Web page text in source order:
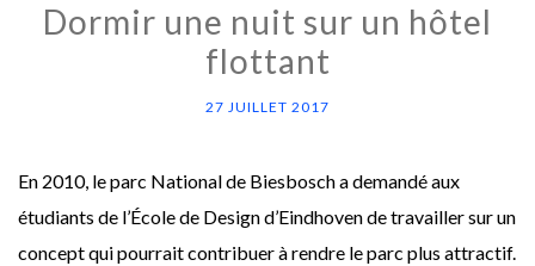
Dormir une nuit sur un hôtel
flottant
27 JUILLET 2017
En 2010, le parc National de Biesbosch a demandé aux
étudiants de l’École de Design d’Eindhoven de travailler sur un
concept qui pourrait contribuer à rendre le parc plus attractif.